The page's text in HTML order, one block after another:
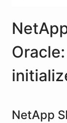
NetApp